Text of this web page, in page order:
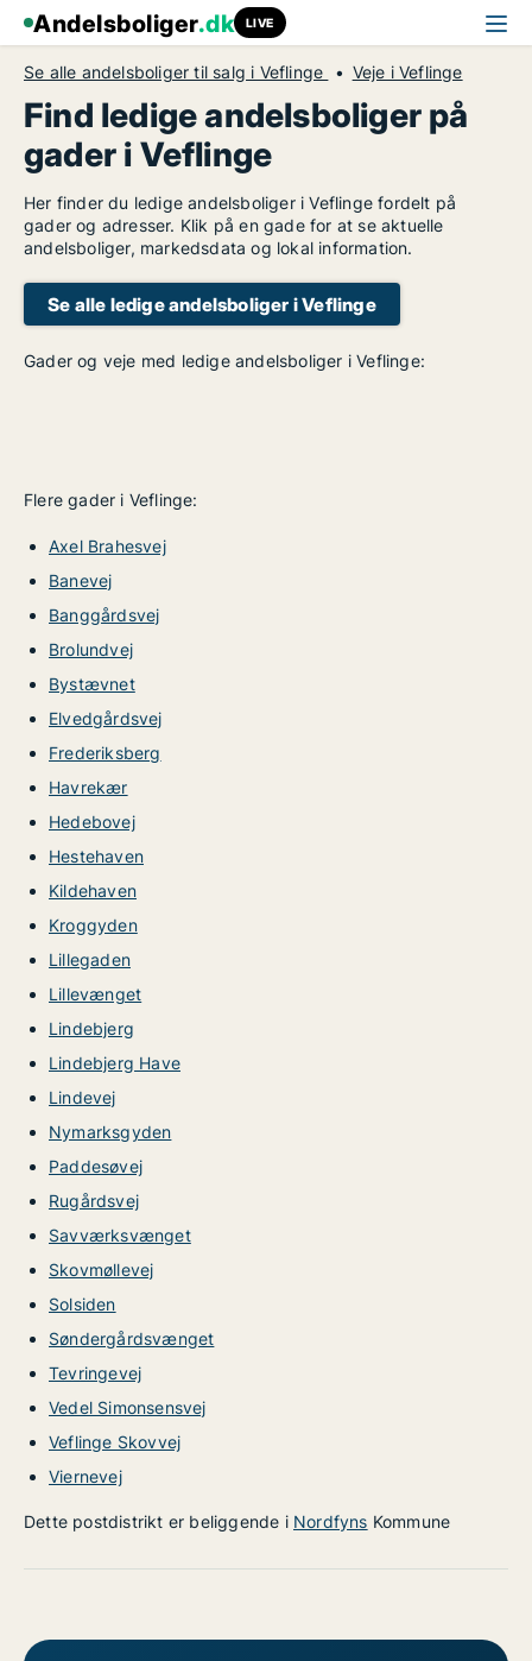
Andelsboliger.dk LIVE
Se alle andelsboliger til salg i Veflinge Veje i Veflinge
Find ledige andelsboliger på
gader i Veflinge
Her finder du ledige andelsboliger i Veflinge fordelt på
gader og adresser. Klik på en gade for at se aktuelle
andelsboliger, markedsdata og lokal information.
Se alle ledige andelsboliger i Veflinge
Gader og veje med ledige andelsboliger i Veflinge:
Flere gader i Veflinge:
Axel Brahesvej
Banevej
Banggårdsvej
Brolundvej
Bystævnet
Elvedgårdsvej
Frederiksberg
Havrekær
Hedebovej
Hestehaven
Kildehaven
Kroggyden
Lillegaden
Lillevænget
Lindebjerg
Lindebjerg Have
Lindevej
Nymarksgyden
Paddesøvej
Rugårdsvej
Savværksvænget
Skovmøllevej
Solsiden
Søndergårdsvænget
Tevringevej
Vedel Simonsensvej
Veflinge Skovvej
Viernevej
Dette postdistrikt er beliggende i Nordfyns Kommune